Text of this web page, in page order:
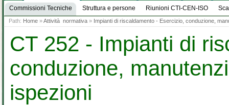
Commissioni Tecniche Struttura e persone Riunioni CTI-CEN-ISO
Path: Home »Attività normativa » Impianti di riscaldamento - Esercizio, conduzione,
CT 252 - Impianti di
conduzione,
ispezioni